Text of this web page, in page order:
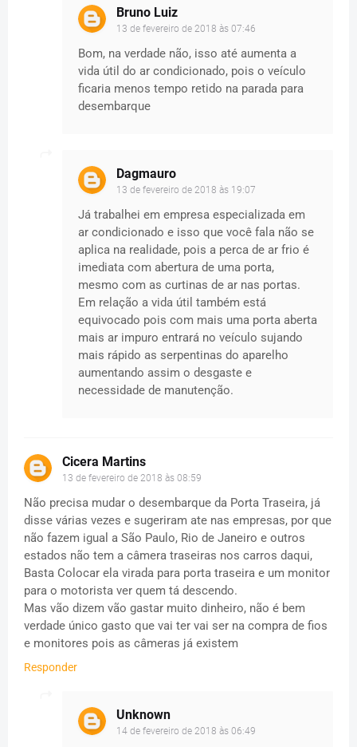
Bruno Luiz
13 de fevereiro de 2018 às 07:46
Bom, na verdade não, isso até aumenta a
vida útil do ar condicionado, pois o veículo
ficaria menos tempo retido na parada para
desembarque
Dagmauro
13 de fevereiro de 2018 às 19:07
Já trabalhei em empresa especializada em
ar condicionado e isso que você fala não se
aplica na realidade, pois a perca de ar frio é
imediata com abertura de uma porta,
mesmo com as curtinas de ar nas portas.
Em relação a vida útil também está
equivocado pois com mais uma porta aberta
mais ar impuro entrará no veículo sujando
mais rápido as serpentinas do aparelho
aumentando assim o desgaste e
necessidade de manutenção.
Cicera Martins
13 de fevereiro de 2018 às 08:59
Não precisa mudar o desembarque da Porta Traseira, já
disse várias vezes e sugeriram ate nas empresas, por que
não fazem igual a São Paulo, Rio de Janeiro e outros
estados não tem a câmera traseiras nos carros daqui,
Basta Colocar ela virada para porta traseira e um monitor
para o motorista ver quem tá descendo.
Mas vão dizem vão gastar muito dinheiro, não é bem
verdade único gasto que vai ter vai ser na compra de fios
e monitores pois as câmeras já existem
Responder
Unknown
14 de fevereiro de 2018 às 06:49